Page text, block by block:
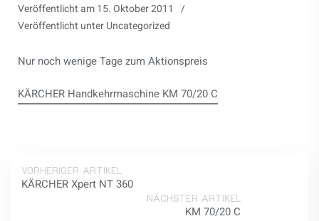
Veröffentlicht am15. Oktober 2011
Veröffentlicht unterUncategorized
Nur noch wenige Tage zum Aktionspreis
KÄRCHER Handkehrmaschine KM 70/20 C
VORHERIGER ARTIKEL
KÄRCHER Xpert NT 360
NÄCHSTER ARTIKEL
KM 70/20 C